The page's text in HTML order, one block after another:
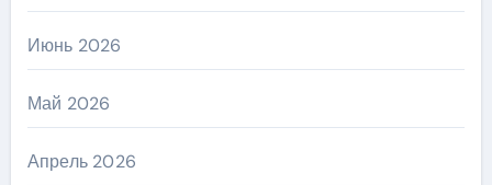
Июнь 2026
Май 2026
Апрель 2026